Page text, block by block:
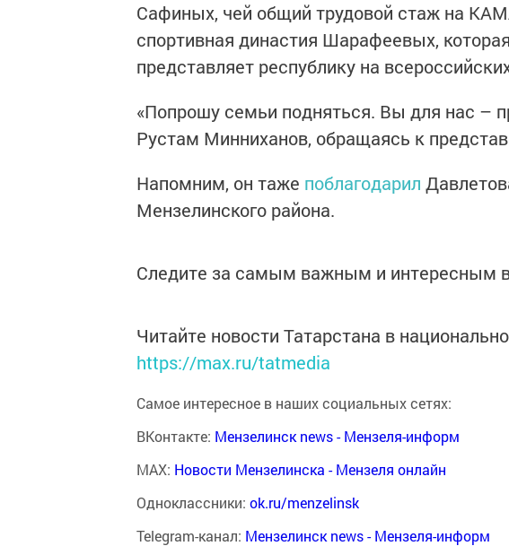
Сафиных, чей общий трудовой стаж на
спортивная династия Шарафеевых,
представляет республику на
«Попрошу семьи подняться. Вы для нас –
Рустам Минниханов, обращаясь к
Напомним, он таже поблагодарил
Мензелинского района.
Следите за самым важным и интересным
Читайте новости Татарстана в
https://max.ru/tatmedia
Самое интересное в наших социальных сетях:
ВКонтакте: Мензелинск news - Мензеля-информ
MAX: Новости Мензелинска - Мензеля онлайн
Одноклассники: ok.ru/menzelinsk
Telegram-канал: Мензелинск news - Мензеля-информ